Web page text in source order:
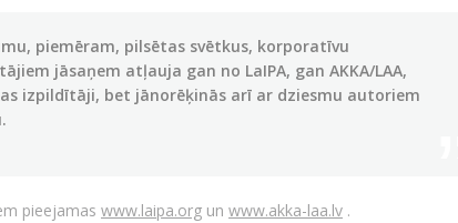
piemēram, pilsētas svētkus, korporatīvu
jāsaņem atļauja gan no LaIPA, gan AKKA/LAA,
izpildītāji, bet jānorēķinās arī ar dziesmu autoriem
pieejamas www.laipa.org un www.akka-laa.lv .